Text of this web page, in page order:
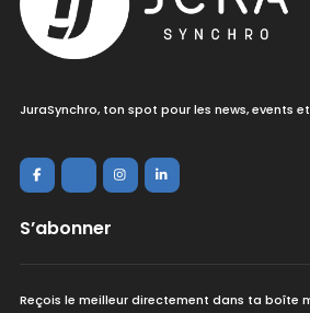
JuraSynchro, ton spot pour les news, events
S’abonner
Reçois le meilleur directement dans ta boîte